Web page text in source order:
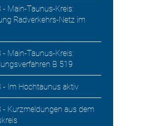
- Main-Taunus-Kreis:
Radverkehrs-Netz im
- Main-Taunus-Kreis:
B 519
- Im Hochtaunus aktiv
- Kurzmeldungen aus dem